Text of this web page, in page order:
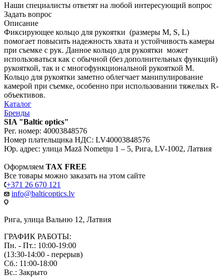
Наши специалисты ответят на любой интересующий вопрос
Задать вопрос
Описание
Фиксирующее кольцо для рукоятки (размеры M, S, L)
помогает повысить надежность хвата и устойчивость камеры
при съемке с рук. Данное кольцо для рукоятки может
использоваться как с обычной (без дополнительных функций)
рукояткой, так и с многофункциональной рукояткой M.
Кольцо для рукоятки заметно облегчает манипулирование
камерой при съемке, особенно при использовании тяжелых R-
объективов.
Каталог
Бренды
SIA "Baltic optics"
Рег. номер: 40003848576
Номер плательщика НДС: LV40003848576
Юр. адрес: улица Mazā Nometņu 1 – 5, Рига, LV-1002, Латвия
Оформляем TAX FREE
Все товары можно заказать на этом сайте
+371 26 670 121
info@balticoptics.lv
Рига, улица Вальню 12, Латвия
ГРАФИК РАБОТЫ:
Пн. - Пт.: 10:00-19:00
(13:30-14:00 - перерыв)
Сб.: 11:00-18:00
Вс.: Закрыто